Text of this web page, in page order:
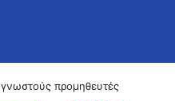
προμηθευτές